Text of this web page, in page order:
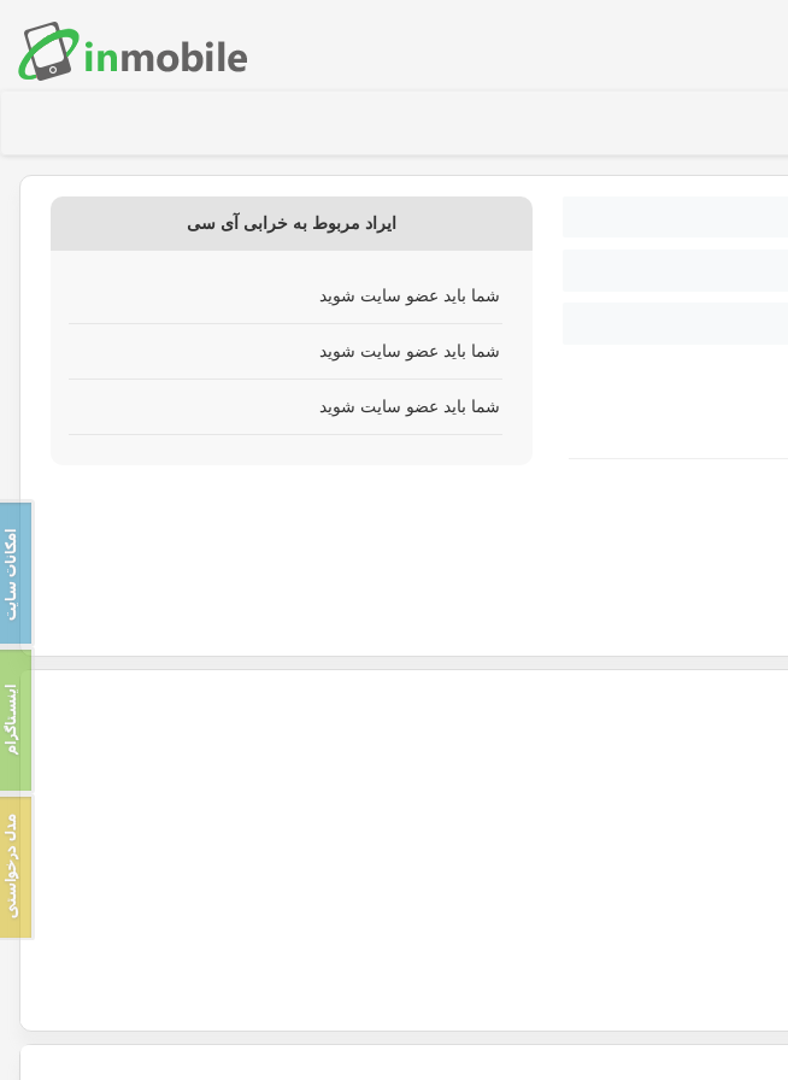
ایراد مربوط به خرابی آی سی
شما باید عضو سایت شوید
شما باید عضو سایت شوید
شما باید عضو سایت شوید